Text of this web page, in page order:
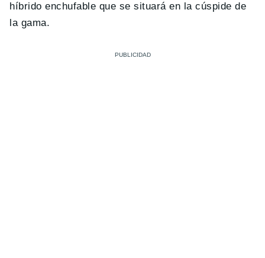
híbrido enchufable que se situará en la cúspide de
la gama.